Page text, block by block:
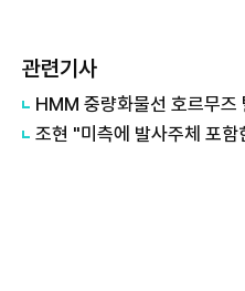
관련기사
조현 "미측에 발사주체 포